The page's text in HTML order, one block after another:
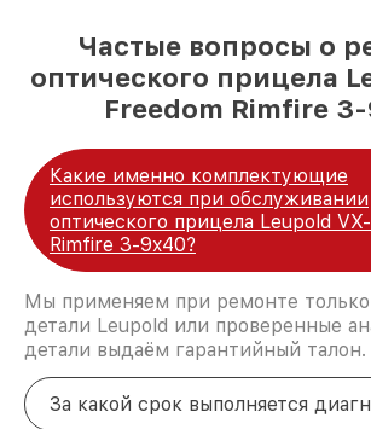
Частые вопросы о
оптического прицела
Freedom Rimfire
Какие именно комплектующие
используются при обслуживании
оптического прицела Leupold
Rimfire 3-9x40?
Мы применяем при ремонте
детали Leupold или проверенные
детали выдаём гарантийный талон.
За какой срок выполняется